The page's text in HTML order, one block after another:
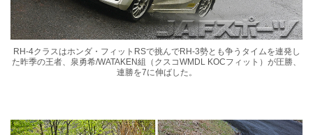
RH-4クラスはホンダ・フィットRSで挑んでRH-3勢とも争うタイムを連発し
た昨季の王者、泉勇希/WATAKEN組（クスコWMDL KOCフィット）が圧勝、
連勝を7に伸ばした。